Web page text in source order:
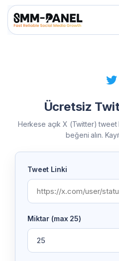
Kullanım
Giriş Yap
Ücretsiz
Herkese açık X (Twitter) tweet
beğeni alın.
Tweet Linki
Miktar (max 25)